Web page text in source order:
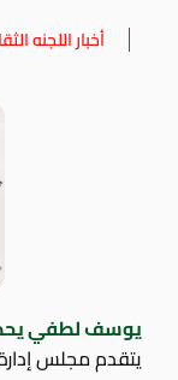
أخبار اللجنه
يوسف لطفي
يتقدم مجلس